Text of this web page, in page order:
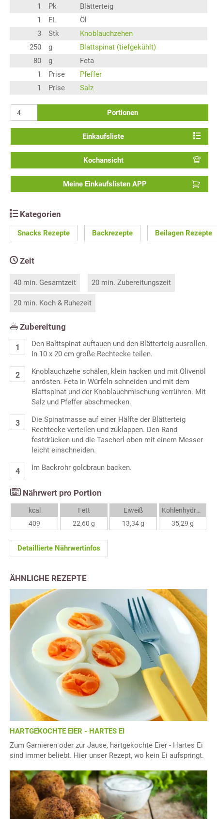
1 Pk
Blätterteig
1
EL
Öl
3
Stk
Knoblauchzehen
250
g
Blattspinat (tiefgekühlt)
80
g
Feta
1
Prise
Pfeffer
1
Prise Salz
Portionen
Einkaufsliste
Kochansicht
Meine Einkaufslisten APP
Kategorien
Snacks Rezepte Backrezepte Beilagen Rezepte
Zeit
40 min. Gesamtzeit 20 min. Zubereitungszeit
20 min. Koch & Ruhezeit
Zubereitung
Den Balttspinat auftauen und den Blätterteig ausrollen.
In 10 x 20 cm große Rechtecke teilen.
Knoblauchzehe schälen, klein hacken und mit Olivenöl
anrösten. Feta in Würfeln schneiden und mit dem
Blattspinat und der Knoblauchmischung verrühren. Mit
Salz und Pfeffer abschmecken.
Die Spinatmasse auf einer Hälfte der Blätterteig
Rechtecke verteilen und zuklappen. Den Rand
festdrücken und die Tascherl oben mit einem Messer
leicht einschneiden.
Im Backrohr goldbraun backen.
Nährwert pro Portion
kcal
409
Fett
22,60 g
Eiweiß
13,34 g
Kohlenhydrate
35,29 g
Detaillierte Nährwertinfos
ÄHNLICHE REZEPTE
HARTGEKOCHTE EIER - HARTES EI
Zum Garnieren oder zur Jause, hartgekochte Eier - Hartes Ei
sind immer beliebt. Hier unser Rezept, wo kein Ei aufspringt.